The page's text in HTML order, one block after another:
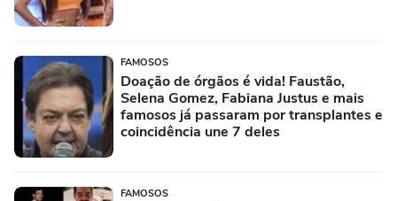
FAMOSOS
Doação de órgãos é vida! Faustão,
Selena Gomez, Fabiana Justus e mais
famosos já passaram por transplantes e
coincidência une 7 deles
FAMOSOS